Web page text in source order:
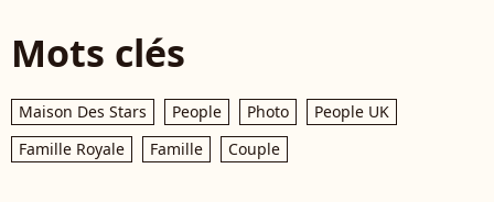
Mots clés
Maison Des Stars People Photo
People UK
Famille Royale
Famille Couple